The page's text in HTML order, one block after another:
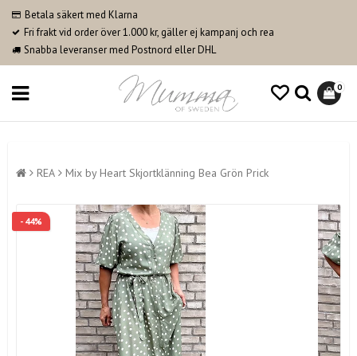
Betala säkert med Klarna
Fri frakt vid order över 1.000 kr, gäller ej kampanj och rea
Snabba leveranser med Postnord eller DHL
0
REA Mix by Heart Skjortklänning Bea Grön Prick
- 44%